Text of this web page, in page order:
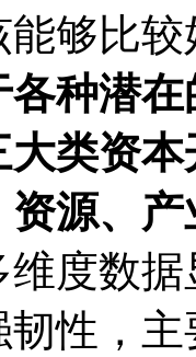
够比
种潜
大类资
源、
维度数
性，